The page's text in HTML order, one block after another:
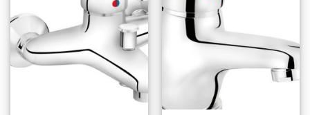
Dodaj
na
listu
želja
želja